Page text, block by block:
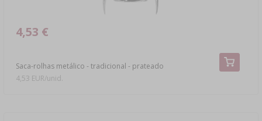
Saca-rolhas metálico - tradicional - prateado
4,53 €
4,53 EUR/unid.